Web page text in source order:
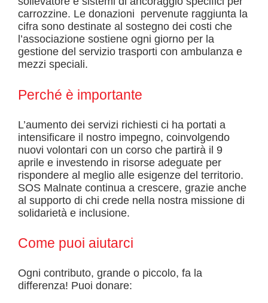
carrozzine. Le donazioni pervenute raggiunta la
cifra sono destinate al sostegno dei costi che
l’associazione sostiene ogni giorno per la
gestione del servizio trasporti con ambulanza e
mezzi speciali.
Perché è importante
L’aumento dei servizi richiesti ci ha portati a
intensificare il nostro impegno, coinvolgendo
nuovi volontari con un corso che partirà il 9
aprile e investendo in risorse adeguate per
rispondere al meglio alle esigenze del territorio.
SOS Malnate continua a crescere, grazie anche
al supporto di chi crede nella nostra missione di
solidarietà e inclusione.
Come puoi aiutarci
Ogni contributo, grande o piccolo, fa la
differenza! Puoi donare: